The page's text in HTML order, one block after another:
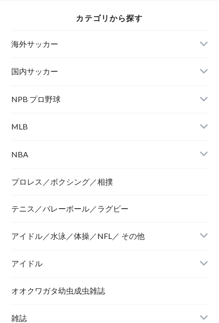
カテゴリから探す
海外サッカー
国内サッカー
NPB プロ野球
MLB
NBA
プロレス／ボクシング／相撲
テニス／バレーボール／ラグビー
アイドル／水泳／体操／NFL／ その他
アイドル
オオクワガタ幼虫成虫雑誌
雑誌